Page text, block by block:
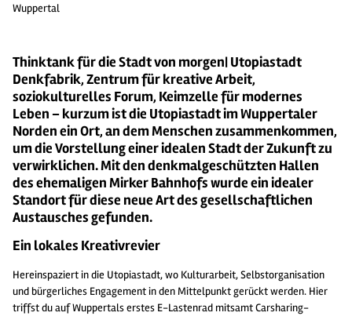
Wuppertal
Thinktank für die Stadt von morgen| Utopiastadt
Denkfabrik, Zentrum für kreative Arbeit,
soziokulturelles Forum, Keimzelle für modernes
Leben – kurzum ist die Utopiastadt im Wuppertaler
Norden ein Ort, an dem Menschen zusammenkommen,
um die Vorstellung einer idealen Stadt der Zukunft zu
verwirklichen. Mit den denkmalgeschützten Hallen
des ehemaligen Mirker Bahnhofs wurde ein idealer
Standort für diese neue Art des gesellschaftlichen
Austausches gefunden.
Ein lokales Kreativrevier
Hereinspaziert in die Utopiastadt, wo Kulturarbeit, Selbstorganisation
und bürgerliches Engagement in den Mittelpunkt gerückt werden. Hier
triffst du auf Wuppertals erstes E-Lastenrad mitsamt Carsharing-